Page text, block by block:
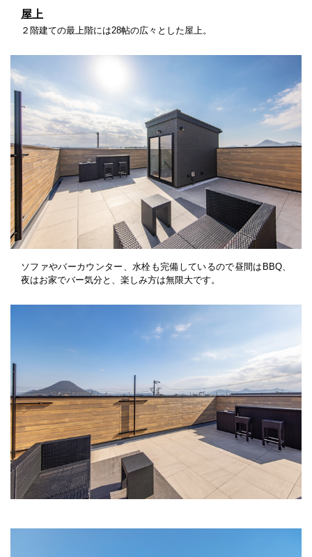
屋上
２階建ての最上階には28帖の広々とした屋上。
ソファやバーカウンター、水栓も完備しているので昼間はBBQ、
夜はお家でバー気分と、楽しみ方は無限大です。